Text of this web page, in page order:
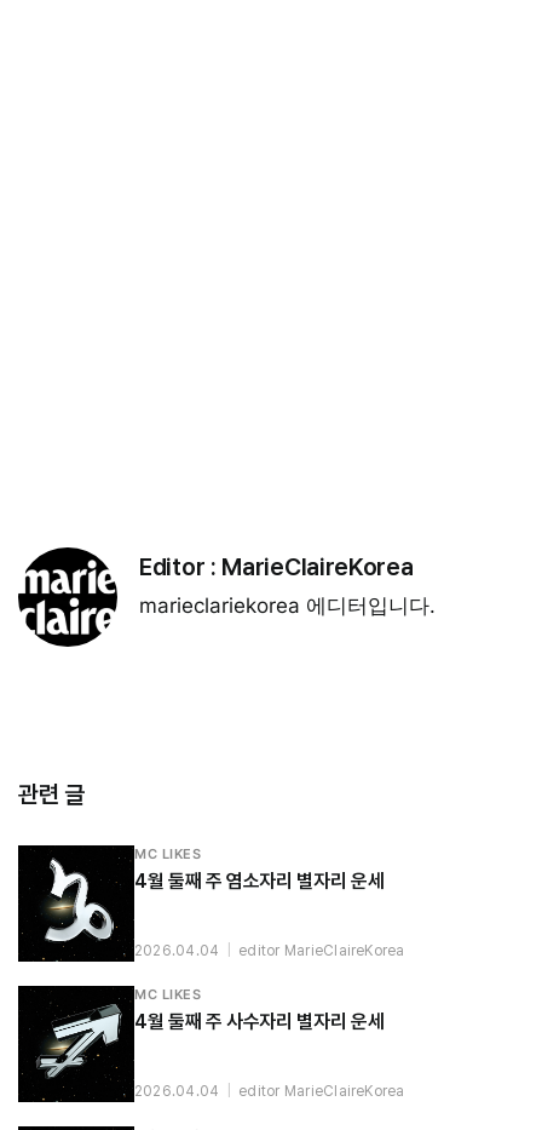
Editor : MarieClaireKorea
marieclariekorea 에디터입니다.
관련 글
MC LIKES
4월 둘째 주 염소자리 별자리 운세
2026.04.04 editor MarieClaireKorea
MC LIKES
4월 둘째 주 사수자리 별자리 운세
2026.04.04 editor MarieClaireKorea